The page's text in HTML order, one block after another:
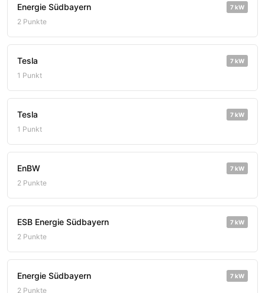
Energie Südbayern 7 kW
2 Punkte
Tesla 7 kW
1 Punkt
Tesla 7 kW
1 Punkt
EnBW 7 kW
2 Punkte
ESB Energie Südbayern 7 kW
2 Punkte
Energie Südbayern 7 kW
2 Punkte